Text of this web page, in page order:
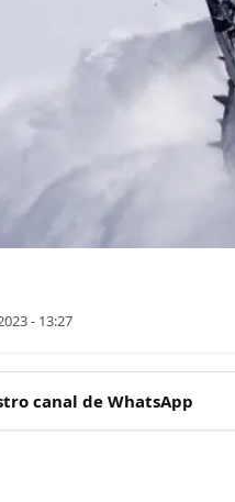
- 13:27
canal de WhatsApp